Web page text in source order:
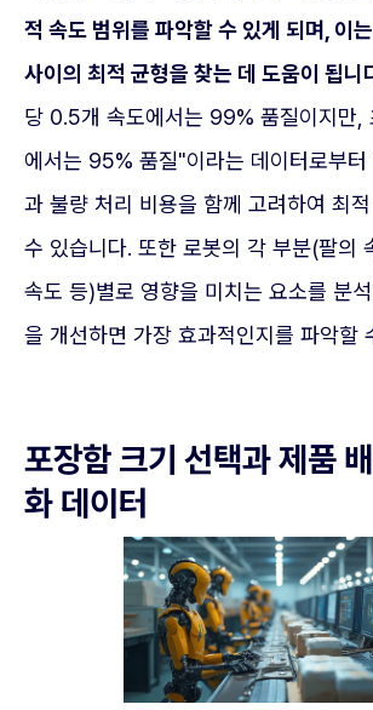
적 속도 범위를 파악할 수 있게 되며, 이
사이의 최적 균형을 찾는 데 도움이 됩니
당 0.5개 속도에서는 99% 품질이지만,
에서는 95% 품질"이라는 데이터로부터
과 불량 처리 비용을 함께 고려하여 최
수 있습니다. 또한 로봇의 각 부분(팔의
속도 등)별로 영향을 미치는 요소를 분
을 개선하면 가장 효과적인지를 파악할
포장함 크기 선택과 제품
화 데이터